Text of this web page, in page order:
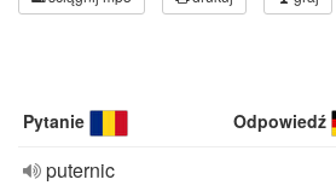
Pytanie Odpowiedź
puternic